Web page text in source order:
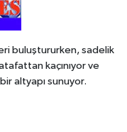
buluştururken, sadelik
kaçınıyor ve
altyapı sunuyor.